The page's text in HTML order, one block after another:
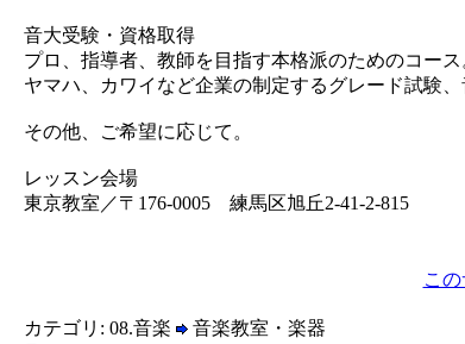
音大受験・資格取得
プロ、指導者、教師を目指す本格派のためのコース
ヤマハ、カワイなど企業の制定するグレード試験、
その他、ご希望に応じて。
レッスン会場
東京教室／〒176-0005 練馬区旭丘2-41-2-815
こ
カテゴリ: 08.音楽
音楽教室・楽器